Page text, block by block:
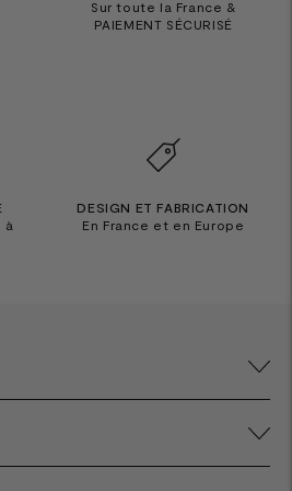
Sur toute la France &
PAIEMENT SÉCURISÉ
à
DESIGN ET FABRICATION
En France et en Europe